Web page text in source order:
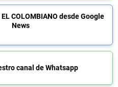
COLOMBIANO desde Google
News
canal de Whatsapp